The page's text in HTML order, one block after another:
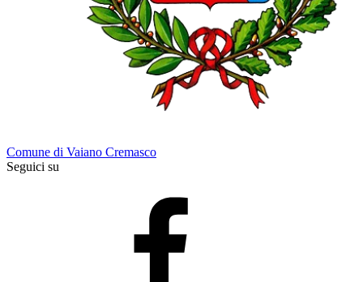
Comune di Vaiano Cremasco
Seguici su